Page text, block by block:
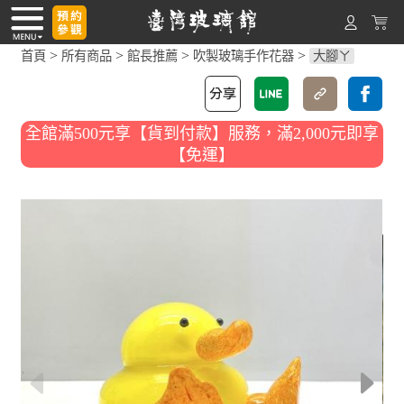
首頁 > 所有商品 >館長推薦 > 吹製玻璃手作花器 > 大腳ㄚ
全館滿500元享【貨到付款】服務，滿2,000元即享
【免運】